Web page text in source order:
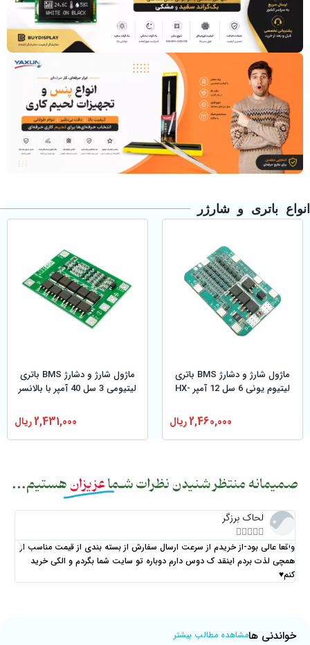
انواع باتری و شارژر
ماژول شارژ و دشارژ BMS باتری
لیتیوم یونی 6 سل 12 آمپر HX-
2,460,000ریال
ماژول شارژ و دشارژ BMS باتری
لیتیومی 3 سل 40 آمپر با بالانسر
2,431,000ریال
لحاک برزگر

واقعا عالی بود-از خریدم از سرعت ارسال سفارش از بسته بندی از قیمت مناسب از
همچی لذت بردم اینقد ک دوس دارم دوباره تو سایت شما بگردم و الکی خرید
کنم♥️
خواندنی هامشاهده مطالب بیشتر